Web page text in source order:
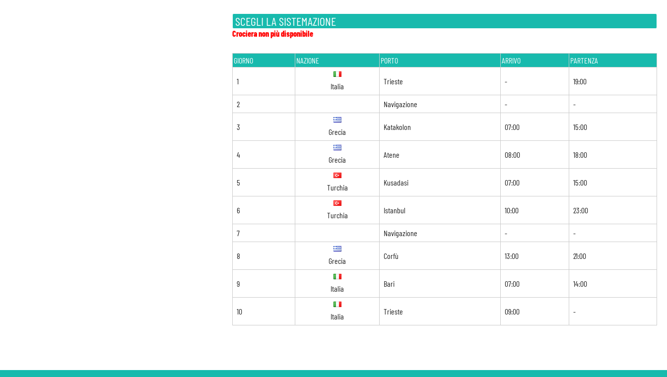
SCEGLI LA SISTEMAZIONE
Crociera non più disponibile
GIORNO NAZIONE PORTO ARRIVO PARTENZA
1
Italia
Trieste - 19:00
2 Navigazione - -
3
Grecia
Katakolon 07:00 15:00
4
Grecia
Atene 08:00 18:00
5
Turchia
Kusadasi 07:00 15:00
6
Turchia
Istanbul 10:00 23:00
7 Navigazione - -
8
Grecia
Corfù 13:00 21:00
9
Italia
Bari 07:00 14:00
10
Italia
Trieste 09:00 -